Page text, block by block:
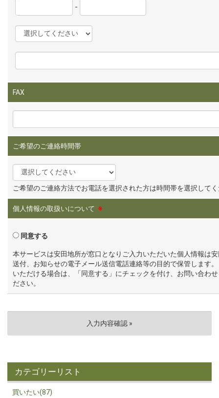
-
FAX
ご希望のご連絡時間帯
ご希望のご連絡方法でお電話を選択された方は時間帯を選択して
個人情報の取扱いについて ※
同意する
本サービスは安田地所が窓口となりご入力いただいた個人情報は
送付、お知らせの電子メール送信電話連絡等の目的で保管します
いただける場合は、「同意する」にチェックを付け、お問い合わ
ださい。
カテゴリーリスト
買いたい(87)